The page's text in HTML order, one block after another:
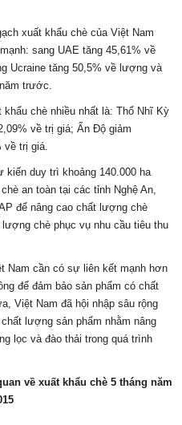
xuất khẩu chè của Việt Nam
sang UAE tăng 45,61% về
Ucraine tăng 50,5% về lượng và
trước.
chè nhiều nhất là: Thổ Nhĩ Kỳ
về trị giá; Ấn Độ giảm
về trị giá.
kiến duy trì khoảng 140.000 ha
an toàn tại các tỉnh Nghệ An,
để nâng cao chất lượng chè
chè phục vụ nhu cầu tiêu thu
Nam cần có sự liên kết mạnh hơn
để đảm bảo sản phẩm có chất
Việt Nam đã hội nhập sâu rộng
lượng sản phẩm nhằm nâng
lọc và đào thải trong quá trình
về xuất khẩu chè 5 tháng năm